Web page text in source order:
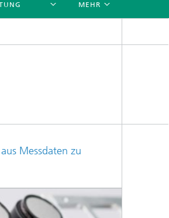
MEHR
Messdaten zu